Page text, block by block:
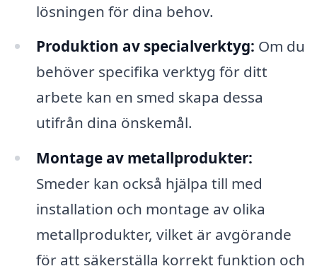
lösningen för dina behov.
Produktion av specialverktyg: Om du
behöver specifika verktyg för ditt
arbete kan en smed skapa dessa
utifrån dina önskemål.
Montage av metallprodukter:
Smeder kan också hjälpa till med
installation och montage av olika
metallprodukter, vilket är avgörande
för att säkerställa korrekt funktion och